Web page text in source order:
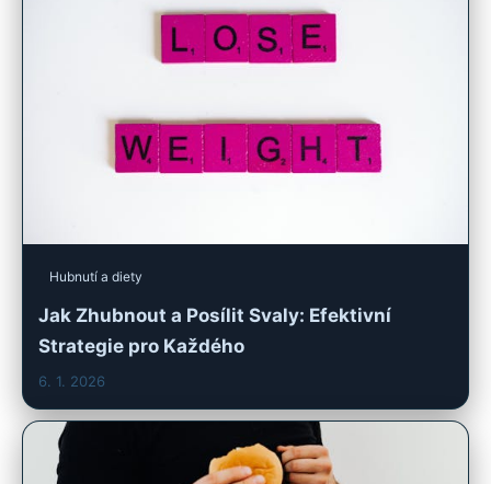
Hubnutí a diety
Jak Zhubnout a Posílit Svaly: Efektivní
Strategie pro Každého
6. 1. 2026